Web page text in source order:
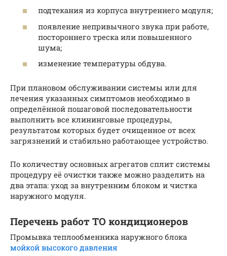
подтекания из корпуса внутреннего модуля;
появление непривычного звука при работе,
постороннего треска или повышенного
шума;
изменение температуры обдува.
При плановом обслуживании системы или для
лечения указанных симптомов необходимо в
определённой пошаговой последовательности
выполнить все клининговые процедуры,
результатом которых будет очищенное от всех
загрязнений и стабильно работающее устройство.
По количеству основных агрегатов сплит системы
процедуру её очистки также можно разделить на
два этапа: уход за внутренним блоком и чистка
наружного модуля.
Перечень работ ТО кондиционеров
Промывка теплообменника наружного блока
мойкой высокого давления